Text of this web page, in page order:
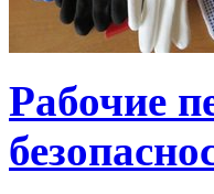
Рабочие